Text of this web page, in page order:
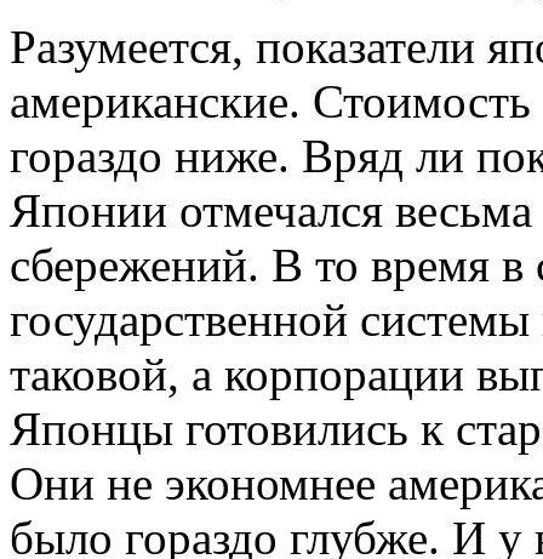
Разумеется, показатели
американские.
гораздо ниже. Вряд ли
Японии отмечался
сбережений. В то время в
государственной
таковой, а корпорации
Японцы готовились к
Они не экономнее
было гораздо глубже. И у